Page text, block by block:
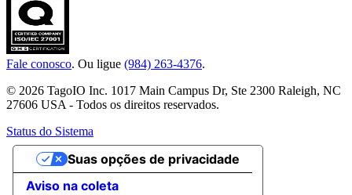
Fale conosco. Ou ligue (984) 263-4376.
© 2026 TagoIO Inc. 1017 Main Campus Dr, Ste 2300 Raleigh, NC
27606 USA - Todos os direitos reservados.
Status do Sistema
Aviso na coleta
Suas opções de privacidade